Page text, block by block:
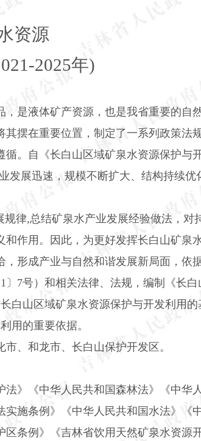
资源
2025年)
是液体矿产资源，也是我省重要的自
摆在重要位置，制定了一系列政策法
。自《长白山区域矿泉水资源保护与
发展迅速，规模不断扩大、结构持续优
规律,总结矿泉水产业发展经验做法，对
作用。因此，为更好发挥长白山矿泉
形成产业与自然和谐发展新局面，依
〕 7号）和相关法律、法规，编制《长
白山区域矿泉水资源保护与开发利用
用的重要依据。
、和龙市、长白山保护开发区。
》《中华人民共和国森林法》《中华
施条例》《中华人民共和国水法》《
条例》《吉林省饮用天然矿泉水资源